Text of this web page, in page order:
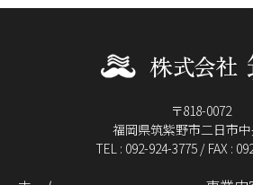
〒818-0072
福岡県筑紫野市二日市
TEL : 092-924-3775 / FAX :